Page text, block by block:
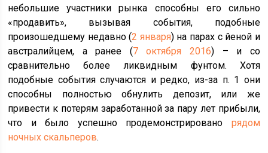
небольшие участники рынка способны его сильно
«продавить», вызывая события, подобные
произошедшему недавно (2 января) на парах с йеной и
австралийцем, а ранее (7 октября 2016) – и со
сравнительно более ликвидным фунтом. Хотя
подобные события случаются и редко, из-за п. 1 они
способны полностью обнулить депозит, или же
привести к потерям заработанной за пару лет прибыли,
что и было успешно продемонстрировано рядом
ночных скальперов.